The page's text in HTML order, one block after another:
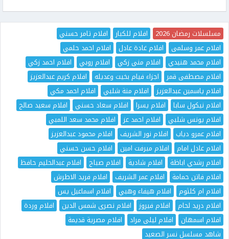
مسلسلات رمضان 2026 افلام للكبار
افلام تامر حسني
افلام عمر وسلمى
افلام غادة عادل
افلام احمد حلمي
افلام محمد هنيدي
افلام منى زكي افلام روبي
افلام احمد زكي
افلام مصطفى قمر
اجزاء فيام بخيت وعديله
افلام كريم عبدالعزيز
افلام ياسمين عبدالعزيز
افلام منة شلبي
افلام احمد مكي
افلام نيكول سابا
افلام يسرا افلام سعاد حسني
افلام سعيد صالح
افلام يونس شلبي
افلام احمد عز
افلام محمد سعد اللمبي
افلام عمرو دياب
افلام نور الشريف
افلام محمود عبدالعزيز
افلام عادل امام
افلام ميرفت امين
افلام حسن حسني
افلام رشدي اباظة
افلام شادية افلام صباح
افلام عبدالحليم حافظ
افلام فاتن حمامة
افلام عمر الشريف
افلام فريد الاطرش
افلام ام كلثوم
افلام هيفاء وهبي
افلام اسماعيل يس
افلام دريد لحام
افلام فيروز افلام نصرى شمس الدين
افلام وردة
افلام اسمهان
افلام ليلى مراد
افلام مصرية قديمة
شاهد مسلسل نسر الصعيد